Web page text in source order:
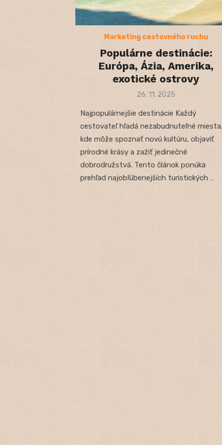
Marketing cestovného ruchu
Populárne destinácie:
Európa, Ázia, Amerika,
exotické ostrovy
Posted
26. 11. 2025
Najpopulárnejšie destinácie Každý
cestovateľ hľadá nezabudnuteľné
kde môže spoznať novú kultúru, objaviť
prírodné krásy a zažiť jedinečné
dobrodružstvá. Tento článok ponúka
prehľad najobľúbenejších turistických …